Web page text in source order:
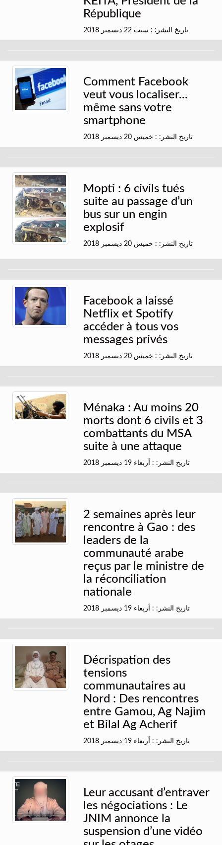
République
تاريخ النشر: : سبت 22 ديسمبر 2018
Comment Facebook
veut vous localiser...
même sans votre
smartphone
تاريخ النشر: : خميس 20 ديسمبر 2018
Mopti : 6 civils tués
suite au passage d’un
bus sur un engin
explosif
تاريخ النشر: : خميس 20 ديسمبر 2018
Facebook a laissé
Netflix et Spotify
accéder à tous vos
messages privés
تاريخ النشر: : خميس 20 ديسمبر 2018
Ménaka : Au moins 20
morts dont 6 civils et 3
combattants du MSA
suite à une attaque
تاريخ النشر: : أربعاء 19 ديسمبر 2018
2 semaines après leur
rencontre à Gao : des
leaders de la
communauté arabe
reçus par le ministre de
la réconciliation
nationale
تاريخ النشر: : أربعاء 19 ديسمبر 2018
Décrispation des
tensions
communautaires au
Nord : Des rencontres
entre Gamou, Ag Najim
et Bilal Ag Acherif
تاريخ النشر: : أربعاء 19 ديسمبر 2018
Leur accusant d’entraver
les négociations : Le
JNIM annonce la
suspension d’une vidéo